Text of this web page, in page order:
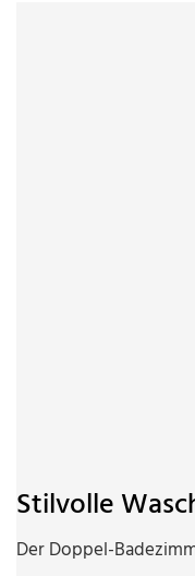
Stilvolle
Der Doppel-